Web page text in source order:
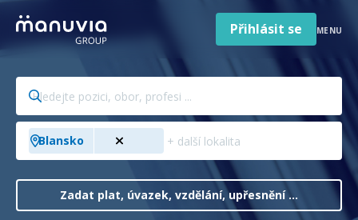
obsahPro firmy a zaměstnavatele
O nás
Čeština
Jazyk
Země
/
region
Přihlásit se MENU
Hledejte
pozici,
obor,
profesi
...
Přidejte
město,
...
Blansko
Zadat plat, úvazek, vzdělání, upřesnění ...